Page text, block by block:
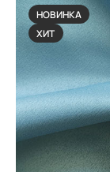
НОВИНКА
ХИТ